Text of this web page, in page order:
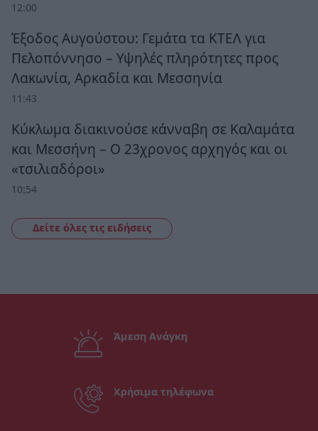
12:00
Έξοδος Αυγούστου: Γεμάτα τα ΚΤΕΛ για
Πελοπόννησο – Υψηλές πληρότητες προς
Λακωνία, Αρκαδία και Μεσσηνία
11:43
Κύκλωμα διακινούσε κάνναβη σε Καλαμάτα
και Μεσσήνη – Ο 23χρονος αρχηγός και οι
«τσιλιαδόροι»
10:54
Δείτε όλες τις ειδήσεις
Άμεση Ανάγκη
Χρήσιμα τηλέφωνα